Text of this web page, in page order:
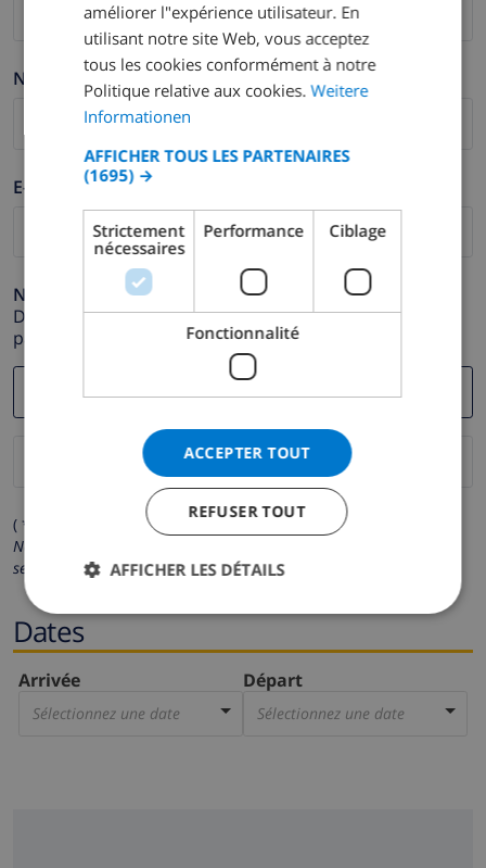
Nom de famille *
E-mail *
Numéro de téléphone *
Dans le cas où votre adresse e-mail ne fonctionnerait
pas correctement.
( * Les champs avec un astérisque sont obligatoires )
Nous respectons votre vie privée.
seront pas communiquées à des tiers.
Dates
Arrivée
Sélectionnez une date
Départ
Sélectionnez une date
SPANISH
GERMAN
DANISH
améliorer l"expérience utilisateur. En
utilisant notre site Web, vous acceptez
tous les cookies conformément à notre
Politique relative aux cookies. Weitere
Informationen
AFFICHER TOUS LES PARTENAIRES
(1695) →
Strictement
nécessaires
Performance Ciblage
Fonctionnalité
ACCEPTER TOUT
REFUSER TOUT
AFFICHER LES DÉTAILS